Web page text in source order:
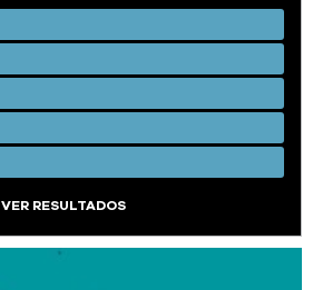
VER RESULTADOS